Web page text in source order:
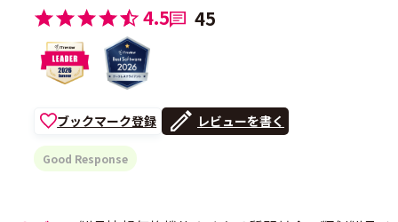
4.5 45
ブックマーク登録 レビューを書く
Good Response